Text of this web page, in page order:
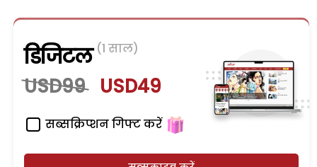
डिजिटल (1 साल)
USD99 USD49
सब्सक्रिप्शन गिफ्ट करें